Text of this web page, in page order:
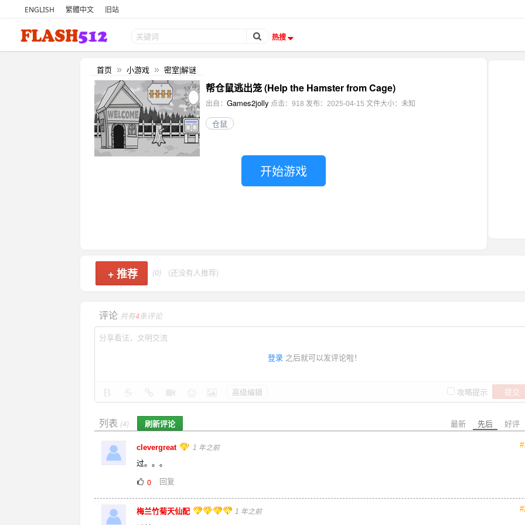
ENGLISH 繁體中文 旧站
热搜
首页 » 小游戏 » 密室|解谜
帮仓鼠逃出笼 (Help the Hamster from Cage)
出自： Games2jolly 点击：918 发布：2025-04-15 文件大小：未知
仓鼠
开始游戏
+ 推荐 (0) (还没有人推荐)
评论 共有4条评论
登录 之后就可以发评论啦！
攻略提示 提交
高级编辑
最新 先后 好评
列表 (4) 刷新评论
clevergreat 1 年之前
过。。。
0
回复
梅兰竹菊天仙配 1 年之前